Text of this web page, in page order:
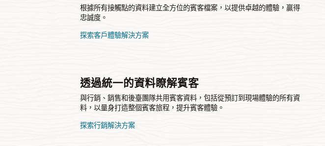
根據所有接觸點的資料建立全方位的賓客檔案，以提供卓越的體驗，贏得
忠誠度。
探索客戶體驗解決方案
透過統一的資料瞭解賓客
與行銷、銷售和後臺團隊共用賓客資料，包括從預訂到現場體驗的所有資
料，以量身打造整個賓客旅程，提升賓客體驗。
探索行銷解決方案